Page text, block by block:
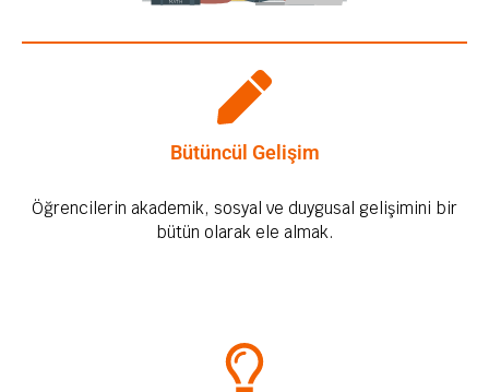
Bütüncül Gelişim
Öğrencilerin akademik, sosyal ve duygusal gelişimini bir
bütün olarak ele almak.